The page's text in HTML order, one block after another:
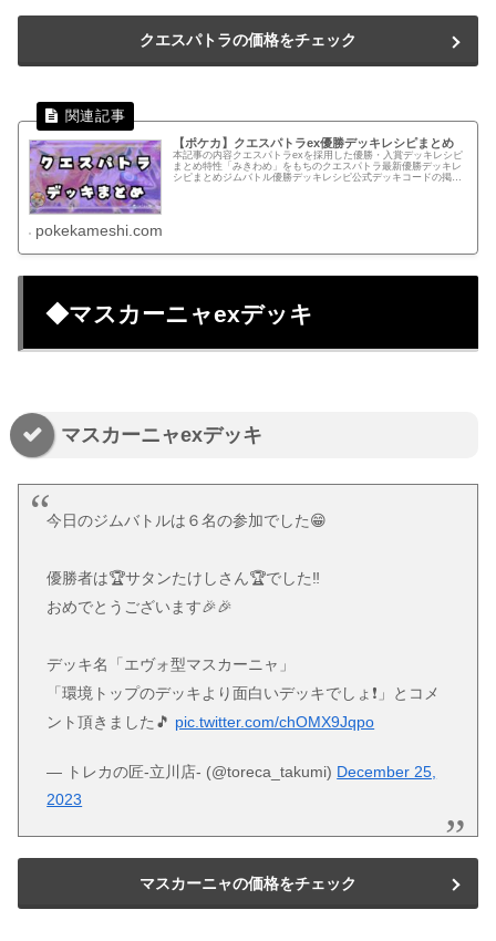
クエスパトラの価格をチェック
【ポケカ】クエスパトラex優勝デッキレシピまとめ
本記事の内容クエスパトラexを採用した優勝・入賞デッキレシピ
まとめ特性「みきわめ」をもちのクエスパトラ最新優勝デッキレ
シピまとめジムバトル優勝デッキレシピ公式デッキコードの掲載
pokekameshi.com
◆マスカーニャexデッキ
マスカーニャexデッキ
今日のジムバトルは６名の参加でした😁
優勝者は🏆サタンたけしさん🏆でした‼️
おめでとうございます🎉🎉
デッキ名「エヴォ型マスカーニャ」
「環境トップのデッキより面白いデッキでしょ❗️」とコメ
ント頂きました🎵 pic.twitter.com/chOMX9Jqpo
— トレカの匠-立川店- (@toreca_takumi) December 25,
2023
マスカーニャの価格をチェック